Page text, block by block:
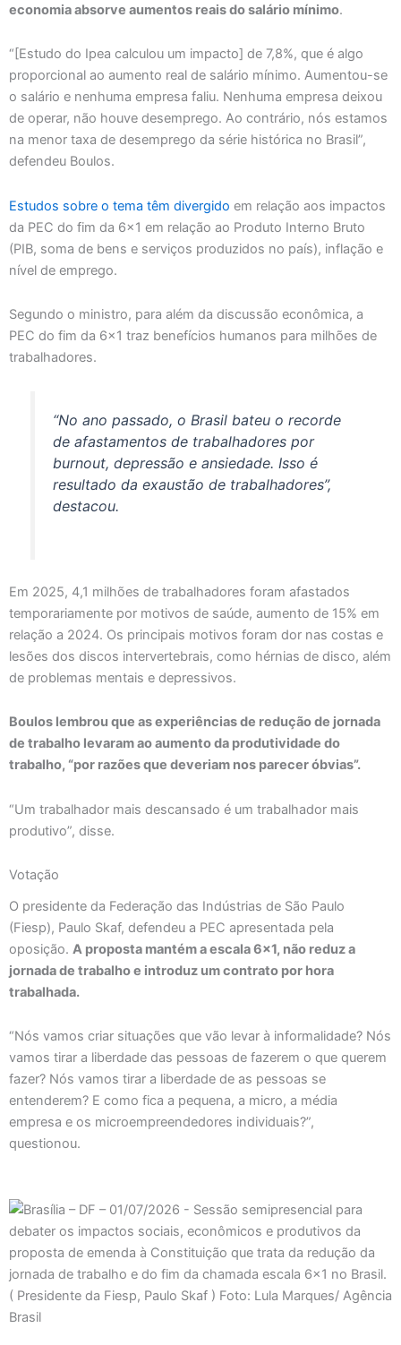
economia absorve aumentos reais do salário mínimo.
“[Estudo do Ipea calculou um impacto] de 7,8%, que é algo
proporcional ao aumento real de salário mínimo. Aumentou-se
o salário e nenhuma empresa faliu. Nenhuma empresa deixou
de operar, não houve desemprego. Ao contrário, nós estamos
na menor taxa de desemprego da série histórica no Brasil”,
defendeu Boulos.
Estudos sobre o tema têm divergido em relação aos impactos
da PEC do fim da 6×1 em relação ao Produto Interno Bruto
(PIB, soma de bens e serviços produzidos no país), inflação e
nível de emprego.
Segundo o ministro, para além da discussão econômica, a
PEC do fim da 6×1 traz benefícios humanos para milhões de
trabalhadores.
“No ano passado, o Brasil bateu o recorde
de afastamentos de trabalhadores por
burnout, depressão e ansiedade. Isso é
resultado da exaustão de trabalhadores”,
destacou.
Em 2025, 4,1 milhões de trabalhadores foram afastados
temporariamente por motivos de saúde, aumento de 15% em
relação a 2024. Os principais motivos foram dor nas costas e
lesões dos discos intervertebrais, como hérnias de disco, além
de problemas mentais e depressivos.
Boulos lembrou que as experiências de redução de jornada
de trabalho levaram ao aumento da produtividade do
trabalho, “por razões que deveriam nos parecer óbvias”.
“Um trabalhador mais descansado é um trabalhador mais
produtivo”, disse.
Votação
O presidente da Federação das Indústrias de São Paulo
(Fiesp), Paulo Skaf, defendeu a PEC apresentada pela
oposição. A proposta mantém a escala 6×1, não reduz a
jornada de trabalho e introduz um contrato por hora
trabalhada.
“Nós vamos criar situações que vão levar à informalidade? Nós
vamos tirar a liberdade das pessoas de fazerem o que querem
fazer? Nós vamos tirar a liberdade de as pessoas se
entenderem? E como fica a pequena, a micro, a média
empresa e os microempreendedores individuais?”,
questionou.